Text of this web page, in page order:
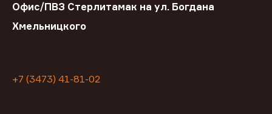
Офис/ПВЗ Стерлитамак на ул. Богдана
Хмельницкого
+7 (3473) 41-81-02